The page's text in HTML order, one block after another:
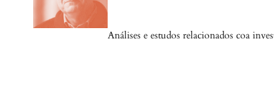
Análises e estudos relacionados coa